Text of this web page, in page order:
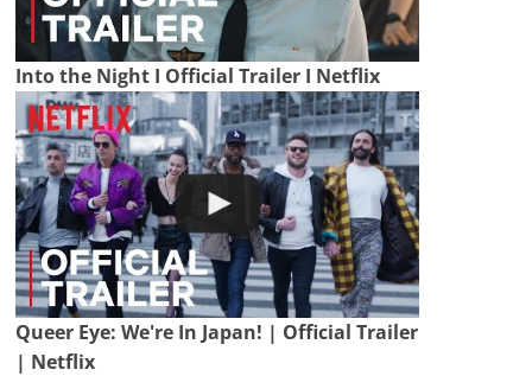
Into the Night I Official Trailer I Netflix
Queer Eye: We're In Japan! | Official Trailer
| Netflix